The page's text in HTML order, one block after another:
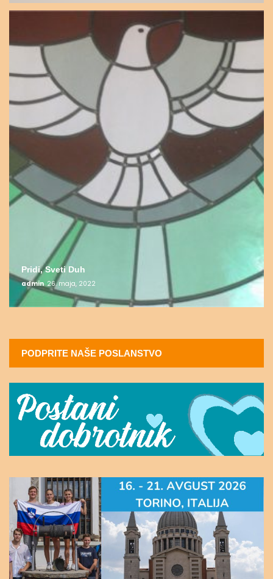
Pridi, Sveti Duh
admin 26. maja, 2022
PODPRITE NAŠE POSLANSTVO